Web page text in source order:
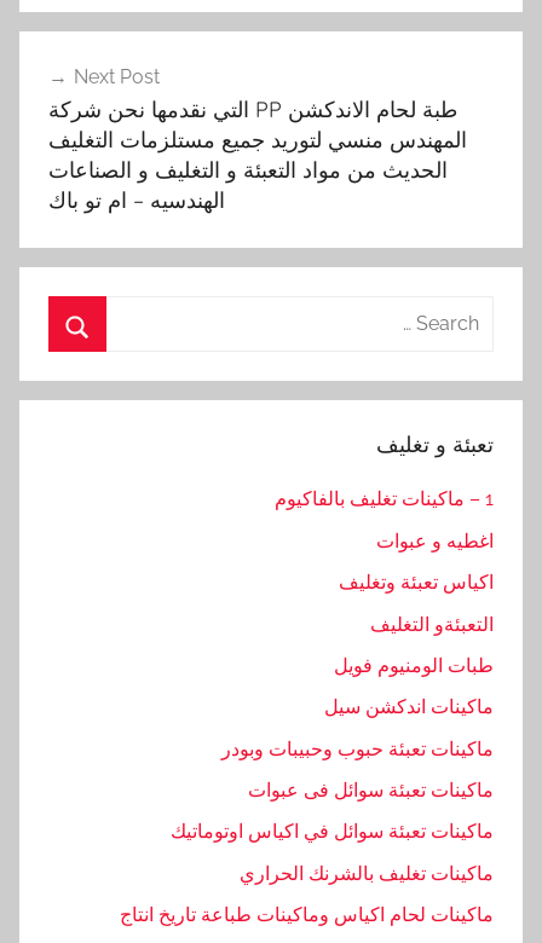
Next Post
طبة لحام الاندكشن PP التي نقدمها نحن شركة
المهندس منسي لتوريد جميع مستلزمات التغليف
الحديث من مواد التعبئة و التغليف و الصناعات
الهندسيه – ام تو باك
Search
تعبئة و تغليف
1 – ماكينات تغليف بالفاكيوم
اغطيه و عبوات
اكياس تعبئة وتغليف
التعبئةو التغليف
طبات الومنيوم فويل
ماكينات اندكشن سيل
ماكينات تعبئة حبوب وحبيبات وبودر
ماكينات تعبئة سوائل فى عبوات
ماكينات تعبئة سوائل في اكياس اوتوماتيك
ماكينات تغليف بالشرنك الحراري
ماكينات لحام اكياس وماكينات طباعة تاريخ انتاج